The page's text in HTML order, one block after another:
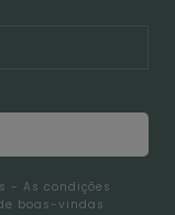
- As condições
boas-vindas